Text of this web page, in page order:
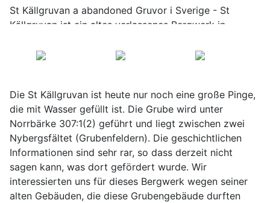
St Källgruvan a abandoned Gruvor i Sverige - St
Källgruvan ist ein altes verlassenes Bergwerk in
Impressionen
Die St Källgruvan ist heute nur noch eine große Pinge,
die mit Wasser gefüllt ist. Die Grube wird unter
Norrbärke 307:1(2) geführt und liegt zwischen zwei
Nybergsfältet (Grubenfeldern). Die geschichtlichen
Informationen sind sehr rar, so dass derzeit nicht
sagen kann, was dort gefördert wurde. Wir
interessierten uns für dieses Bergwerk wegen seiner
alten Gebäuden, die diese Grubengebäude durften